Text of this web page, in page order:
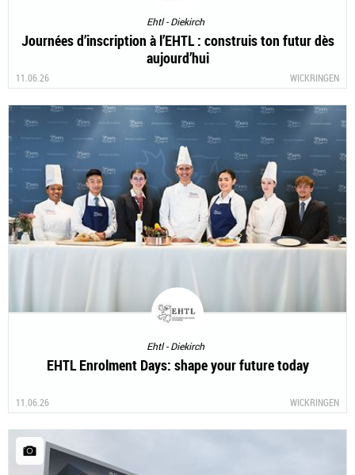
Ehtl - Diekirch
Journées d’inscription à l’EHTL : construis ton futur dès
aujourd’hui
11.06.26 WICKRINGEN
Ehtl - Diekirch
EHTL Enrolment Days: shape your future today
11.06.26 WICKRINGEN